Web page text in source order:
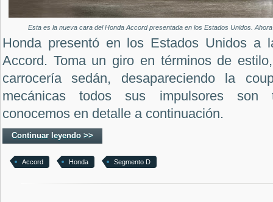
Esta es la nueva cara del Honda Accord presentada en los Estados Unidos.
Honda presentó en los Estados Unidos a
Accord. Toma un giro en términos de
carrocería sedán, desapareciendo la
mecánicas todos sus impulsores son
conocemos en detalle a continuación.
Continuar leyendo >>
Accord Honda Segmento D